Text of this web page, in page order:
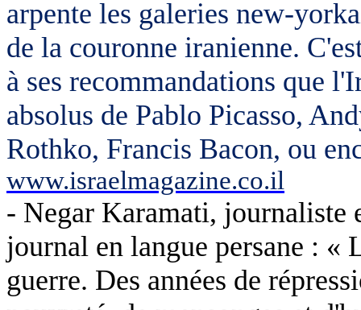
arpente les galeries new-
de la couronne iranienne.
à ses recommandations que
absolus de Pablo Picasso,
Rothko, Francis Bacon, ou
www.israelmagazine.co.il
- Negar Karamati, journaliste
journal en langue persane : «
guerre. Des années de